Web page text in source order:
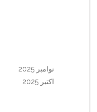
نوامبر 2025
اکتبر 2025